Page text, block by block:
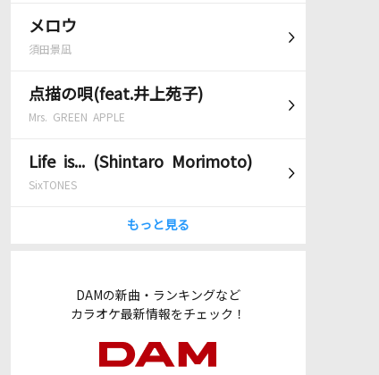
メロウ
須田景凪
点描の唄(feat.井上苑子)
Mrs. GREEN APPLE
Life is... (Shintaro Morimoto)
SixTONES
もっと見る
DAMの新曲・ランキングなど
カラオケ最新情報をチェック！